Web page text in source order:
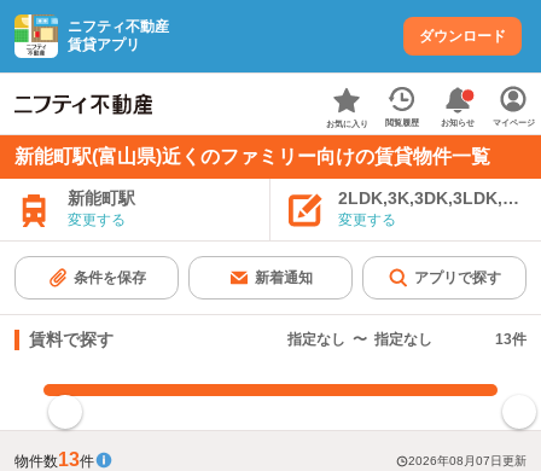
ニフティ不動産
賃貸アプリ
ダウンロード
お気に入り 閲覧履歴 お知らせ マイページ
新能町駅(富山県)近くのファミリー向けの賃貸物件一覧
新能町駅
変更する 変更する
条件を保存 新着通知 アプリで探す
賃料で探す 指定なし 〜 指定なし 13件
物件数13件 2026年08月07日更新